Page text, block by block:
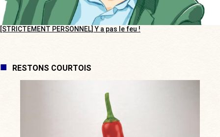
[STRICTEMENT PERSONNEL] Y a pas le feu !
RESTONS COURTOIS